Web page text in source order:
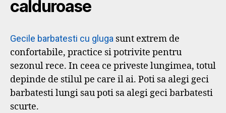
calduroase
Gecile barbatesti cu gluga sunt extrem de
confortabile, practice si potrivite pentru
sezonul rece. In ceea ce priveste lungimea, totul
depinde de stilul pe care il ai. Poti sa alegi geci
barbatesti lungi sau poti sa alegi geci barbatesti
scurte.